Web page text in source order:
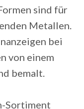
sind für
Metallen.
bei
von einem
bemalt.
Sortiment